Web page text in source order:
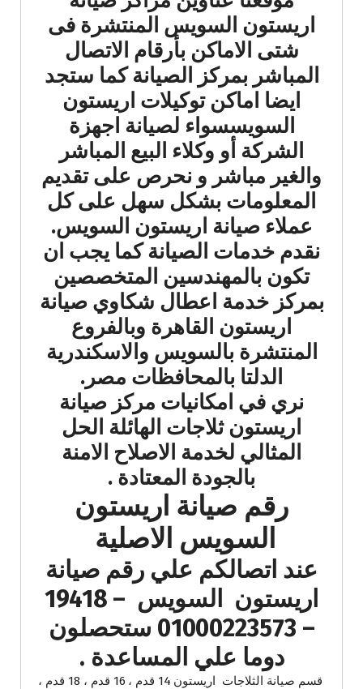
اريستون السويس المنتشرة فى
شتى الاماكن بأرقام الاتصال
المباشر بمركز الصيانة كما ستجد
ايضا اماكن توكيلات اريستون
السويسسواء لصيانة اجهزة
الشركة أو وكلاء البيع المباشر
والغير مباشر و نحرص على تقديم
المعلومات بشكل سهل على كل
عملاء صيانة اريستون السويس.
نقدم خدمات الصيانة كما يجب ان
تكون بالمهندسين المتخصصين
بمركز خدمة اعطال شكاوي صيانة
اريستون القاهرة وبالفروع
المنتشرة بالسويس والاسكندرية
الدلتا بالمحافظات مصر.
نري في امكانيات مركز صيانة
اريستون ثلاجات الهائلة الحل
المثالي لخدمة الاصلاح الامنة
بالجودة المعتادة .
رقم صيانة اريستون
السويس الاصلية
عند اتصالكم علي رقم صيانة
اريستون السويس – 19418
– 01000223573 ستحصلون
دوما علي المساعدة .
قسم صيانة الثلاجات اريستون 14 قدم ، 16 قدم ، 18 قدم ،